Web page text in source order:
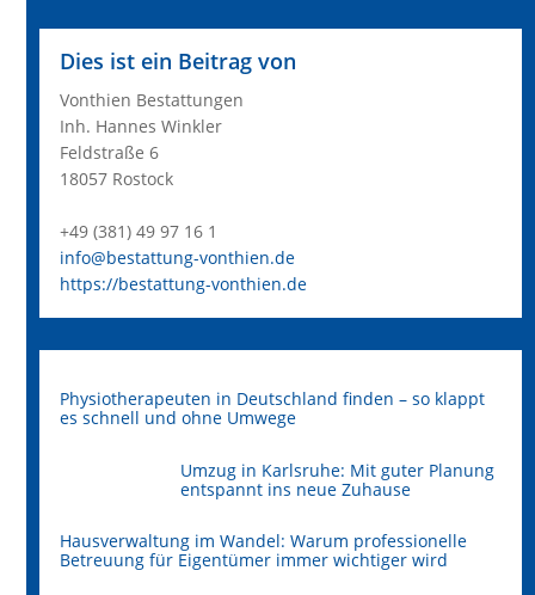
Dies ist ein Beitrag von
Vonthien Bestattungen
Inh. Hannes Winkler
Feldstraße 6
18057 Rostock
+49 (381) 49 97 16 1
info@bestattung-vonthien.de
https://bestattung-vonthien.de
Physiotherapeuten in Deutschland finden – so klappt
es schnell und ohne Umwege
Umzug in Karlsruhe: Mit guter Planung
entspannt ins neue Zuhause
Hausverwaltung im Wandel: Warum professionelle
Betreuung für Eigentümer immer wichtiger wird